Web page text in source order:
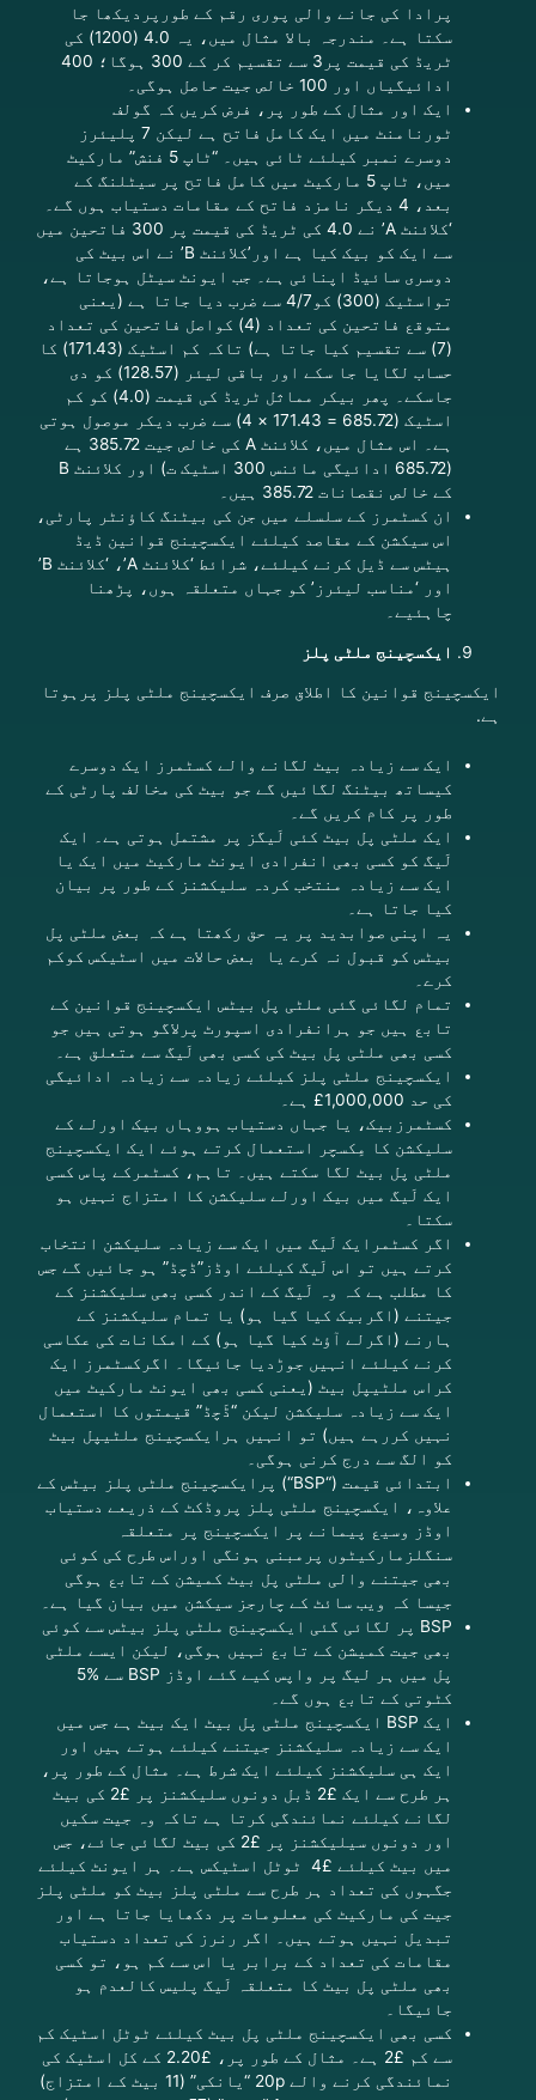
پرادا کی جانے والی پوری رقم کے طورپردیکھا جا
سکتا ہے۔ مندرجہ بالا مثال میں،
یہ 4.0 (1200) کی
ٹریڈ کی قیمت پر3 سے تقسیم کر کے 300 ہوگا؛ 400
ادائیگیاں اور 100 خالص جیت حاصل ہوگی۔
ایک اور مثال کے طور پر، فرض کریں کہ گولف
ٹورنامنٹ میں ایک کامل فاتح ہے لیکن 7 پلیئرز
دوسرے نمبر کیلئے ٹائی ہیں۔ “ٹاپ 5 فنش” مارکیٹ
میں، ٹاپ 5 مارکیٹ میں کامل فاتح پر سیٹلنگ کے
بعد، 4 دیگر نامزد فاتح کے مقامات دستیاب ہوں گے۔
‘کلائنٹ A’ نے 4.0 کی ٹریڈ کی قیمت پر 300 فاتحین میں
سے ایک کو بیک کیا ہے اور’کلائنٹ B’ نے
اس بیٹ کی
دوسری سائیڈ اپنائی ہے۔ جب ایونٹ سیٹل ہوجاتا ہے،
تواسٹیک (300) کو4/7 سے ضرب دیا جاتا ہے (یعنی
متوقع فاتحین کی تعداد (4) کواصل فاتحین کی تعداد
(7) سے تقسیم کیا جاتا ہے) تاکہ کم اسٹیک (171.43) کا
حساب لگایا جا سکے اور باقی لیئر (128.57) کو دی
جاسکے۔ پھر بیکر مماثل ٹریڈ کی قیمت (4.0) کو کم
اسٹیک (685.72 = 171.43 × 4)
سے ضرب دیکر موصول ہوتی
ہے۔ اس مثال میں، کلائنٹ A کی خالص جیت 385.72 ہے
(685.72 ادائیگی مائنس 300 اسٹیک ت) اور کلائنٹ B
کے خالص نقصانات 385.72 ہیں۔
ان کسٹمرز کے سلسلے میں جن کی بیٹنگ کاؤنٹر پارٹی،
اس سیکشن کے مقاصد کیلئے ایکسچینج قوانین ڈیڈ
ہیٹس سے ڈیل کرنے کیلئے، شرائط ‘کلائنٹ A’، ‘کلائنٹ B’
اور ‘مناسب لیئرز’ کو جہاں متعلقہ ہوں، پڑھنا
چاہئیے۔
ایکسچینج ملٹی پلز
ایکسچینج قوانین کا اطلاق صرف ایکسچینج ملٹی پلز پرہوتا
ہے.
ایک سے زیادہ بیٹ لگانے والے کسٹمرز ایک دوسرے
کیساتھ بیٹنگ لگائیں گے جو بیٹ کی مخالف پارٹی کے
طور پر کام کریں گے۔
ایک ملٹی پل بیٹ کئی لَیگز پر مشتمل ہوتی ہے۔ ایک
لَیگ کو کسی بھی انفرادی ایونٹ مارکیٹ میں ایک یا
ایک سے زیادہ منتخب کردہ سلیکشنز کے طور پر بیان
کیا جاتا ہے۔
یہ اپنی صوابدید پر یہ حق رکھتا ہے کہ بعض ملٹی پل
بیٹس کو قبول نہ کرے یا بعض حالات میں اسٹیکس کوکم
کرے۔
تمام لگائی گئی ملٹی پل بیٹس ایکسچینج قوانین کے
تابع ہیں جو ہرانفرادی اسپورٹ پرلاگو ہوتی ہیں جو
کسی بھی ملٹی پل بیٹ کی کسی بھی لَیگ سے متعلق ہے۔
ایکسچینج ملٹی پلز کیلئے زیادہ سے زیادہ ادائیگی
کی حد 1,000,000£ ہے۔
کسٹمرزبیک، یا جہاں دستیاب ہووہاں بیک اورلے کے
سلیکشن کا مِکسچر استعمال کرتے ہوئے ایک ایکسچینج
ملٹی پل بیٹ لگا سکتے ہیں۔ تاہم، کسٹمرکے پاس کسی
ایک لَیگ میں بیک اورلے سلیکشن کا امتزاج نہیں ہو
سکتا۔
اگر کسٹمرایک لَیگ میں ایک سے زیادہ سلیکشن انتخاب
کرتے ہیں تو اس لَیگ کیلئے اوڈز”ڈچڈ” ہو جائیں گے جس
کا مطلب ہے کہ وہ لَیگ کے اندر کسی بھی سلیکشنز کے
جیتنے (اگربیک کیا گیا ہو) یا تمام سلیکشنز کے
ہارنے (اگرلے آؤٹ کیا گیا ہو) کے امکانات کی عکاسی
کرنے کیلئے انہیں جوڑدیا جائیگا۔ اگرکسٹمرز ایک
کراس ملٹیپل بیٹ (یعنی کسی بھی ایونٹ مارکیٹ میں
ایک سے زیادہ سلیکشن لیکن “ڈَچڈ” قیمتوں کا استعمال
نہیں کررہے ہیں) تو انہیں ہرایکسچینج ملٹیپل بیٹ
کو الگ سے درج کرنی ہوگی۔
ابتدائی قیمت (“BSP“) پرایکسچینج ملٹی پلز بیٹس کے
علاوہ، ایکسچینج ملٹی پلز پروڈکٹ کے ذریعے دستیاب
اوڈز وسیع پیمانے پر ایکسچینج پر متعلقہ
سنگلزمارکیٹوں پرمبنی ہونگی اوراس طرح کی کوئی
بھی جیتنے والی ملٹی پل بیٹ کمیشن کے تابع ہوگی
جیسا کہ ویب سائٹ کے چارجز سیکشن میں بیان گیا ہے۔
BSP پر لگائی گئی ایکسچینج ملٹی پلز بیٹس سے کوئی
بھی جیت کمیشن کے تابع نہیں ہوگی، لیکن ایسے ملٹی
پل میں ہر لیگ پر واپس کیے گئے اوڈز BSP سے %5
کٹوتی کے تابع ہوں گے۔
ایک BSP ایکسچینج ملٹی پل بیٹ ایک بیٹ ہے جس میں
ایک سے زیادہ سلیکشنز جیتنے کیلئے ہوتے ہیں اور
ایک ہی سلیکشنز کیلئے ایک شرط ہے۔ مثال کے طور پر،
ہر طرح سے ایک £2 ڈبل دونوں سلیکشنز پر £2 کی بیٹ
لگانے کیلئے نمائندگی کرتا ہے تاکہ وہ جیت سکیں
اور دونوں سیلیکشنز پر £2 کی بیٹ لگائی جائے، جس
میں بیٹ کیلئے £4 ٹوٹل اسٹیکس ہے۔ ہر ایونٹ کیلئے
جگہوں کی تعداد ہر طرح سے ملٹی پلز بیٹ کو ملٹی پلز
جیت کی مارکیٹ کی معلومات پر دکھایا جاتا ہے اور
تبدیل نہیں ہوتے ہیں۔ اگر رنرز کی تعداد دستیاب
مقامات کی تعداد کے برابر یا اس سے کم ہو، تو کسی
بھی ملٹی پل بیٹ کا متعلقہ لَیگ پلیس کالعدم ہو
جائیگا۔
کسی بھی ایکسچینج ملٹی پل بیٹ کیلئے ٹوٹل اسٹیک کم
سے کم £2 ہے۔
مثال کے طور پر، £2.20 کے کل اسٹیک کی
نمائندگی کرنے والے 20p “یانکی” (11 بیٹ کے امتزاج)